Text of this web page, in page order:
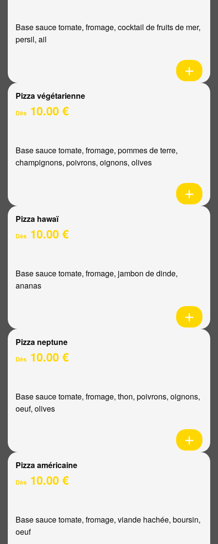
Base sauce tomate, fromage, cocktail de fruits de mer,
persil, ail
Pizza végétarienne
Dès 10.00 €
Base sauce tomate, fromage, pommes de terre,
champignons, poivrons, oignons, olives
Pizza hawaï
Dès 10.00 €
Base sauce tomate, fromage, jambon de dinde,
ananas
Pizza neptune
Dès 10.00 €
Base sauce tomate, fromage, thon, poivrons, oignons,
oeuf, olives
Pizza américaine
Dès 10.00 €
Base sauce tomate, fromage, viande hachée, boursin,
oeuf